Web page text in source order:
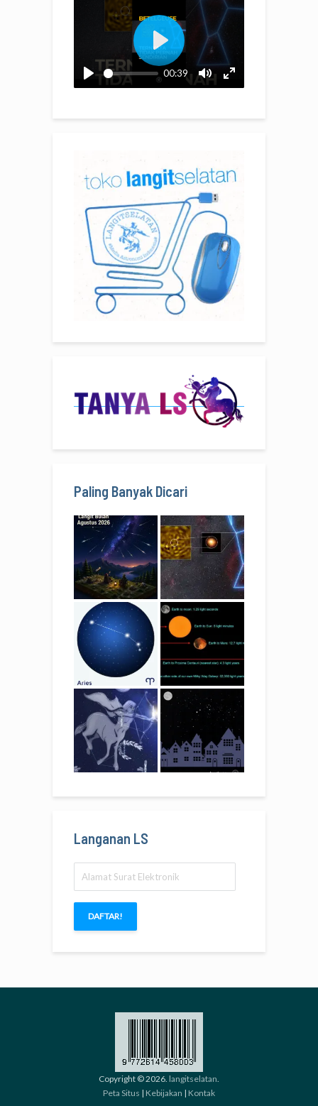
Paling Banyak Dicari
Langanan LS
Surat
Elektronik
DAFTAR!
Copyright © 2026. langitselatan.
Peta Situs | Kebijakan | Kontak